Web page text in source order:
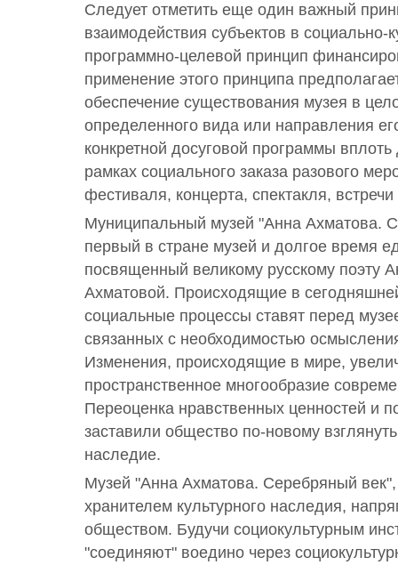
Следует отметить еще один важный
взаимодействия субъектов в
программно-целевой принцип
применение этого принципа
обеспечение существования музея в
определенного вида или направления
конкретной досуговой программы
рамках социального заказа разового
фестиваля, концерта, спектакля, встречи
Муниципальный музей "Анна Ахматова.
первый в стране музей и долгое время
посвященный великому русскому поэту
Ахматовой. Происходящие в
социальные процессы ставят перед
связанных с необходимостью
Изменения, происходящие в мире,
пространственное многообразие
Переоценка нравственных ценностей и
заставили общество по-новому
наследие.
Музей "Анна Ахматова. Серебряный
хранителем культурного наследия,
обществом. Будучи социокультурным
"соединяют" воедино через